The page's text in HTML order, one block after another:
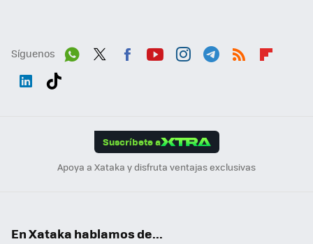
Síguenos
Suscríbete a
Apoya a Xataka y disfruta ventajas exclusivas
En Xataka hablamos de...